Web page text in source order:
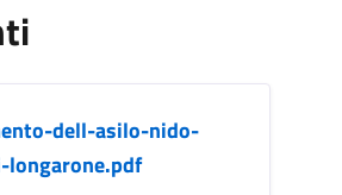
dell-asilo-nido-